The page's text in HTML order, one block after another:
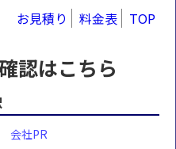
お見積り 料金表 TOP
認はこちら
会社PR